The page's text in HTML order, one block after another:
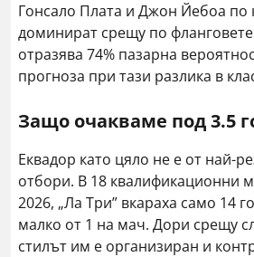
Гонсало Плата и Джон Йебоа по
доминират срещу по
отразява 74% пазарна
прогноза при тази разлика в
Защо очакваме под 3.5
Еквадор като цяло не е от най-
отбори. В 18 квалификационни
2026, „Ла Три” вкараха само 14
малко от 1 на мач. Дори срещу
стилът им е организиран и